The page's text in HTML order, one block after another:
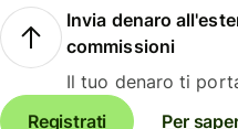
Invia denaro
commissioni
Il tuo denaro ti
Registrati
Per